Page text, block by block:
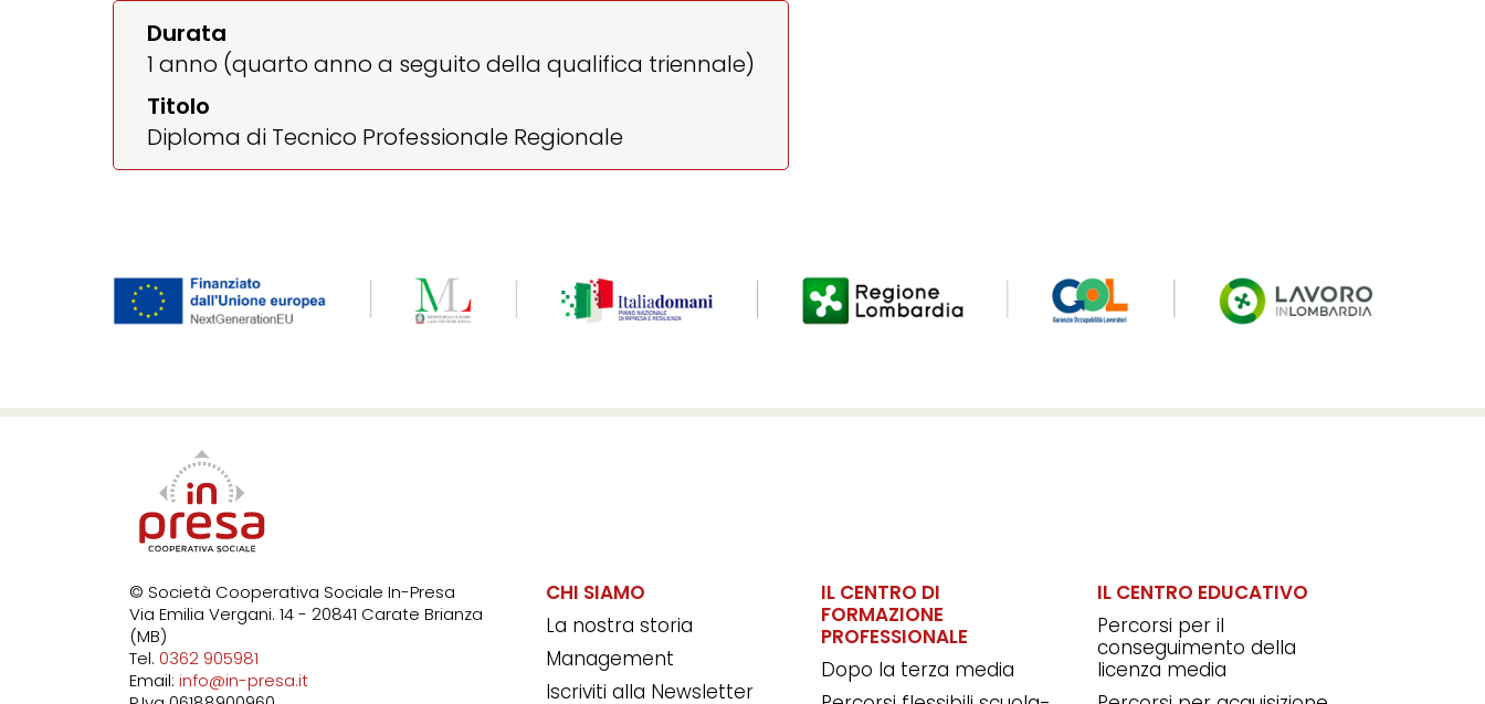
Durata
1 anno (quarto anno a seguito della qualifica triennale)
Titolo
Diploma di Tecnico Professionale Regionale
© Società Cooperativa Sociale In-Presa
Via Emilia Vergani. 14 - 20841 Carate Brianza
(MB)
Tel. 0362 905981
Email: info@in-presa.it
CHI SIAMO
La nostra storia
Management
Iscriviti alla Newsletter
IL CENTRO DI
FORMAZIONE
PROFESSIONALE
Dopo la terza media
IL CENTRO EDUCATIVO
Percorsi per il
conseguimento della
licenza media